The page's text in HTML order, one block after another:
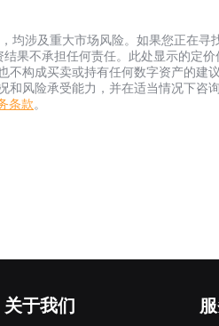
均涉及重大市场风险。如果您正在寻
果不承担任何责任。此处显示的定
不构成买卖或持有任何数字资产的建
和风险承受能力，并在适当情况下咨
条款。
关于我们